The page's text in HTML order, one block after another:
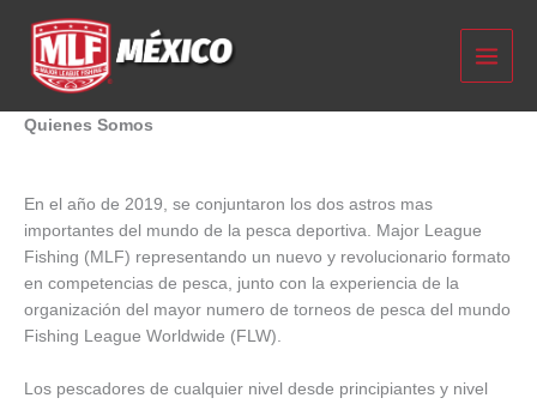
contenido
Quienes Somos
En el año de 2019, se conjuntaron los dos astros mas
importantes del mundo de la pesca deportiva. Major League
Fishing (MLF) representando un nuevo y revolucionario formato
en competencias de pesca, junto con la experiencia de la
organización del mayor numero de torneos de pesca del mundo
Fishing League Worldwide (FLW).
Los pescadores de cualquier nivel desde principiantes y nivel